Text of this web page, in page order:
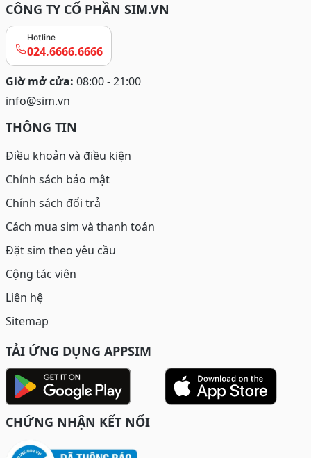
CÔNG TY CỔ PHẦN SIM.VN
Hotline
024.6666.6666
Giờ mở cửa: 08:00 - 21:00
info@sim.vn
THÔNG TIN
Điều khoản và điều kiện
Chính sách bảo mật
Chính sách đổi trả
Cách mua sim và thanh toán
Đặt sim theo yêu cầu
Cộng tác viên
Liên hệ
Sitemap
TẢI ỨNG DỤNG APPSIM
CHỨNG NHẬN KẾT NỐI